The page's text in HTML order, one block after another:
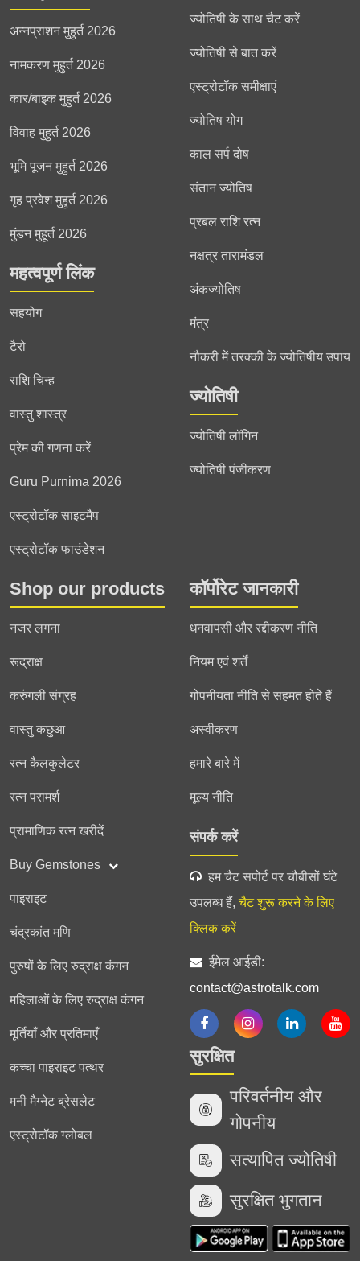
अन्नप्राशन मुहुर्त 2026
नामकरण मुहुर्त 2026
कार/बाइक मुहुर्त 2026
विवाह मुहुर्त 2026
भूमि पूजन मुहुर्त 2026
गृह प्रवेश मुहुर्त 2026
मुंडन मुहूर्त 2026
महत्वपूर्ण लिंक
सहयोग
टैरो
राशि चिन्ह
वास्तु शास्त्र
प्रेम की गणना करें
Guru Purnima 2026
एस्ट्रोटॉक साइटमैप
एस्ट्रोटॉक फाउंडेशन
ज्योतिषी के साथ चैट करें
ज्योतिषी से बात करें
एस्ट्रोटॉक समीक्षाएं
ज्योतिष योग
काल सर्प दोष
संतान ज्योतिष
प्रबल राशि रत्न
नक्षत्र तारामंडल
अंकज्योतिष
मंत्र
नौकरी में तरक्की के ज्योतिषीय उपाय
ज्योतिषी
ज्योतिषी लॉगिन
ज्योतिषी पंजीकरण
Shop our products
नजर लगना
रूद्राक्ष
करुंगली संग्रह
वास्तु कछुआ
रत्न कैलकुलेटर
रत्न परामर्श
प्रामाणिक रत्न खरीदें
Buy Gemstones
पाइराइट
चंद्रकांत मणि
पुरुषों के लिए रुद्राक्ष कंगन
महिलाओं के लिए रुद्राक्ष कंगन
मूर्तियाँ और प्रतिमाएँ
कच्चा पाइराइट पत्थर
मनी मैग्नेट ब्रेसलेट
एस्ट्रोटॉक ग्लोबल
कॉर्पोरेट जानकारी
धनवापसी और रद्दीकरण नीति
नियम एवं शर्तें
गोपनीयता नीति से सहमत होते हैं
अस्वीकरण
हमारे बारे में
मूल्य नीति
संपर्क करें
हम चैट सपोर्ट पर चौबीसों घंटे
उपलब्ध हैं, चैट शुरू करने के लिए
क्लिक करें
ईमेल आईडी:
contact@astrotalk.com
सुरक्षित
परिवर्तनीय और
गोपनीय
सत्यापित ज्योतिषी
सुरक्षित भुगतान